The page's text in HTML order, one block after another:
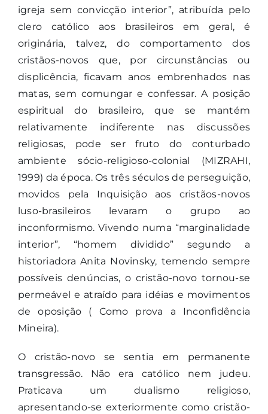
igreja sem convicção interior”, atribuída pelo
clero católico aos brasileiros em geral, é
originária, talvez, do comportamento dos
cristãos-novos que, por circunstâncias ou
displicência, ficavam anos embrenhados nas
matas, sem comungar e confessar. A posição
espiritual do brasileiro, que se mantém
relativamente indiferente nas discussões
religiosas, pode ser fruto do conturbado
ambiente sócio-religioso-colonial (MIZRAHI,
1999) da época. Os três séculos de perseguição,
movidos pela Inquisição aos cristãos-novos
luso-brasileiros levaram o grupo ao
inconformismo. Vivendo numa “marginalidade
interior”, “homem dividido” segundo a
historiadora Anita Novinsky, temendo sempre
possíveis denúncias, o cristão-novo tornou-se
permeável e atraído para idéias e movimentos
de oposição ( Como prova a Inconfidência
Mineira).
O cristão-novo se sentia em permanente
transgressão. Não era católico nem judeu.
Praticava um dualismo religioso,
apresentando-se exteriormente como cristão-